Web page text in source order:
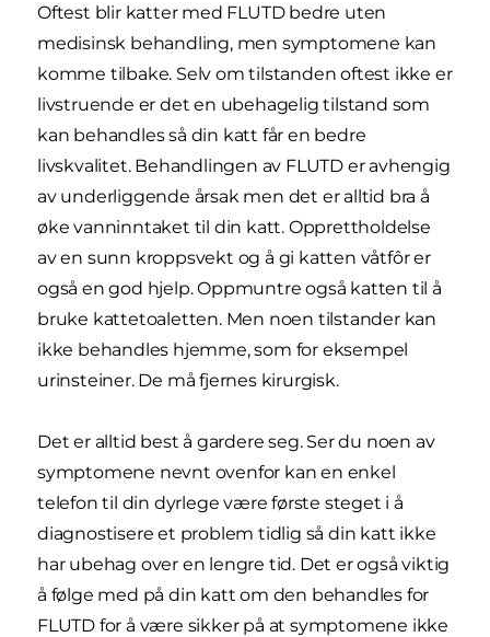
Oftest blir katter med FLUTD bedre uten
medisinsk behandling, men symptomene kan
komme tilbake. Selv om tilstanden oftest ikke er
livstruende er det en ubehagelig tilstand som
kan behandles så din katt får en bedre
livskvalitet. Behandlingen av FLUTD er avhengig
av underliggende årsak men det er alltid bra å
øke vanninntaket til din katt. Opprettholdelse
av en sunn kroppsvekt og å gi katten våtfôr er
også en god hjelp. Oppmuntre også katten til å
bruke kattetoaletten. Men noen tilstander kan
ikke behandles hjemme, som for eksempel
urinsteiner. De må fjernes kirurgisk.
Det er alltid best å gardere seg. Ser du noen av
symptomene nevnt ovenfor kan en enkel
telefon til din dyrlege være første steget i å
diagnostisere et problem tidlig så din katt ikke
har ubehag over en lengre tid. Det er også viktig
å følge med på din katt om den behandles for
FLUTD for å være sikker på at symptomene ikke